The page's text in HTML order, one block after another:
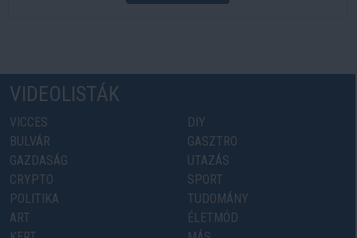
VIDEOLISTÁK
VICCES
BULVÁR
GAZDASÁG
CRYPTO
POLITIKA
ART
DIY
GASZTRO
UTAZÁS
SPORT
TUDOMÁNY
ÉLETMÓD